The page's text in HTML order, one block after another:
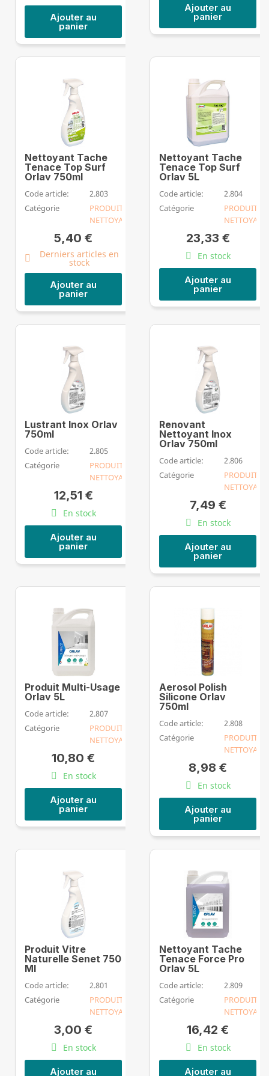
Ajouter au
panier
Ajouter au
panier
Nettoyant Tache
Tenace Top Surf
Orlav 750ml
Code article:
2.803
Catégorie
PRODUIT
NETTOYANT
5,40 €
Derniers articles en
stock
Ajouter au
panier
Nettoyant Tache
Tenace Top Surf
Orlav 5L
Code article:
2.804
Catégorie
PRODUIT
NETTOYANT
23,33 €
En stock
Ajouter au
panier
Lustrant Inox Orlav
750ml
Code article:
2.805
Catégorie
PRODUIT
NETTOYANT
12,51 €
En stock
Ajouter au
panier
Renovant
Nettoyant Inox
Orlav 750ml
Code article:
2.806
Catégorie
PRODUIT
NETTOYANT
7,49 €
En stock
Ajouter au
panier
Produit Multi-Usage
Orlav 5L
Code article:
2.807
Catégorie
PRODUIT
NETTOYANT
10,80 €
En stock
Ajouter au
panier
Aerosol Polish
Silicone Orlav
750ml
Code article:
2.808
Catégorie
PRODUIT
NETTOYANT
8,98 €
En stock
Ajouter au
panier
Produit Vitre
Naturelle Senet 750
Ml
Code article:
2.801
Catégorie
PRODUIT
NETTOYANT
3,00 €
En stock
Ajouter au
Nettoyant Tache
Tenace Force Pro
Orlav 5L
Code article:
2.809
Catégorie
PRODUIT
NETTOYANT
16,42 €
En stock
Ajouter au